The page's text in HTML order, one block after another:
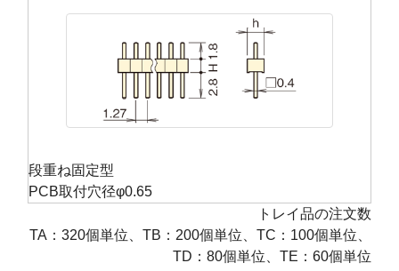
段重ね固定型
PCB取付穴径φ0.65
トレイ品の注文数
TA：320個単位、TB：200個単位、TC：100個単位、
TD：80個単位、TE：60個単位